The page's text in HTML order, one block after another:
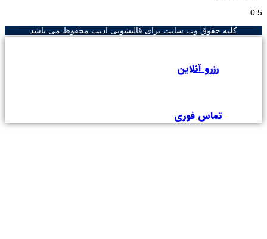
کلیه حقوق وب سایت برای قالیشویی ادیب محفوظ می باشد
رزرو آنلاین
تماس فوری